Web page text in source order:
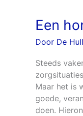
Een
Door De
Steeds
Maar het is
goede,
doen.
Een
in
de